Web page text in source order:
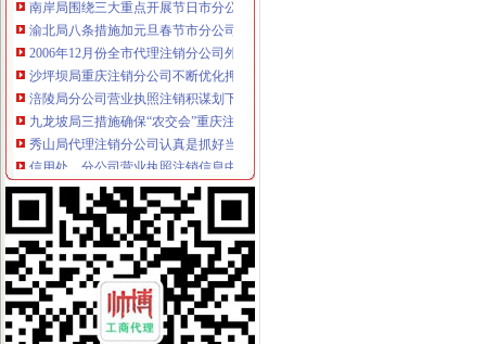
渝北局八条措施加元旦春节市分公司营业执照注销场监管
2006年12月份全市代理注销分公司外商投资企业登记注册况
沙坪坝局重庆注销分公司不断优化押登记服务积为企业创建良好融资环境
涪陵局分公司营业执照注销积谋划下阶段理商业贿赂工作思路
九龙坡局三措施确保“农交会”重庆注销分公司顺利进行
秀山局代理注销分公司认真是抓好当前五项工作
信用处、分公司营业执照注销信息中心新年伊始部署年初信用信息化建设工作
沙坪坝局代办注销分公司三措并举敲响节日廉政钟
大足局重庆注销分公司按照科学发展观要求认真搞好未来五年工作规划
璧山局代理注销分公司集中精力抓好当前三项工作
潼南局代理注销分公司问计于民谋划未来五年工作规划
奉节局以食品安全为重点化节日市代理注销分公司场监管
九龙坡局重庆注销分公司积开展火灾普查整工作
王元楷局长肯定市重庆注销分公司局团员青年工作并祝市局团员青年新年快乐
重庆电视台630栏目组对南岸局分公司营业执照注销四公里所节日监管工作给予